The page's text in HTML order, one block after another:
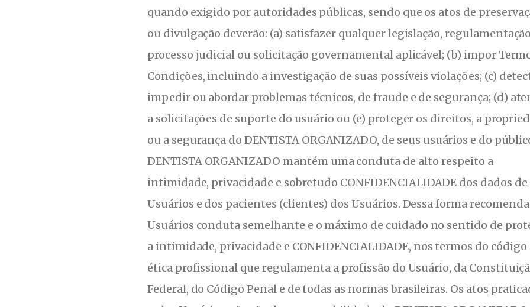
quando exigido por autoridades públicas, sendo que os atos de
ou divulgação deverão: (a) satisfazer qualquer legislação,
processo judicial ou solicitação governamental aplicável; (b) impor
Condições, incluindo a investigação de suas possíveis violações; (c)
impedir ou abordar problemas técnicos, de fraude e de segurança; (d)
a solicitações de suporte do usuário ou (e) proteger os direitos, a
ou a segurança do DENTISTA ORGANIZADO, de seus usuários e do
DENTISTA ORGANIZADO mantém uma conduta de alto respeito a
intimidade, privacidade e sobretudo CONFIDENCIALIDADE dos dados de
Usuários e dos pacientes (clientes) dos Usuários. Dessa forma recomenda
Usuários conduta semelhante e o máximo de cuidado no sentido de
a intimidade, privacidade e CONFIDENCIALIDADE, nos termos do código
ética profissional que regulamenta a profissão do Usuário, da
Federal, do Código Penal e de todas as normas brasileiras. Os atos